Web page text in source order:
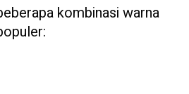
kombinasi warna